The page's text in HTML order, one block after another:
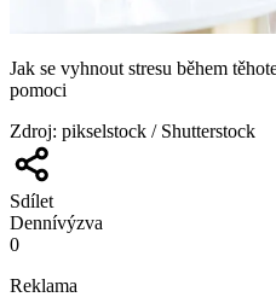
Jak se vyhnout stresu během
pomoci
Zdroj: pikselstock / Shutterstock
Sdílet
Dennívýzva
0
Reklama